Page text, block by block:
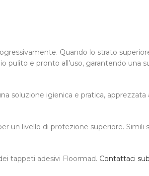
Quando lo strato
pulito e pronto all’uso, garantendo una
soluzione igienica e pratica, apprezzata
un livello di protezione superiore. Simili
tappeti adesivi Floormad. Contattaci